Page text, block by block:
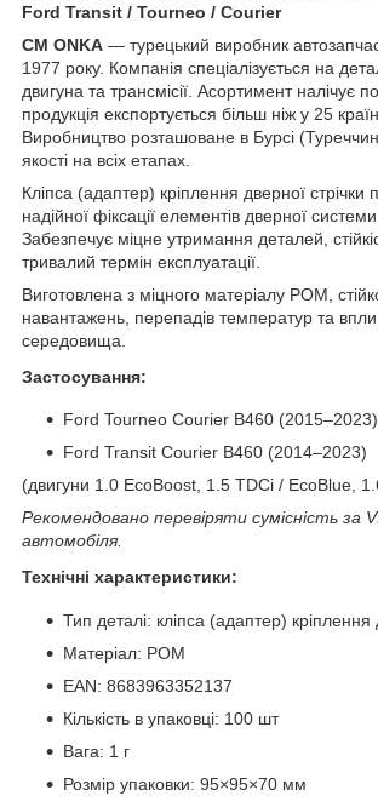
Ford Transit / Tourneo / Courier
CM ONKA — турецький виробник
1977 року. Компанія спеціалізується на
двигуна та трансмісії. Асортимент налічує
продукція експортується більш ніж у 25 країн
Виробництво розташоване в Бурсі
якості на всіх етапах.
Кліпса (адаптер) кріплення дверної стрічки
надійної фіксації елементів дверної
Забезпечує міцне утримання деталей,
тривалий термін експлуатації.
Виготовлена з міцного матеріалу POM,
навантажень, перепадів температур та
середовища.
Застосування:
Ford Tourneo Courier B460 (2015–2023)
Ford Transit Courier B460 (2014–2023)
(двигуни 1.0 EcoBoost, 1.5 TDCi / EcoBlue,
Рекомендовано перевіряти сумісність за
автомобіля.
Технічні характеристики:
Тип деталі: кліпса (адаптер) кріплення
Матеріал: POM
EAN: 8683963352137
Кількість в упаковці: 100 шт
Вага: 1 г
Розмір упаковки: 95×95×70 мм